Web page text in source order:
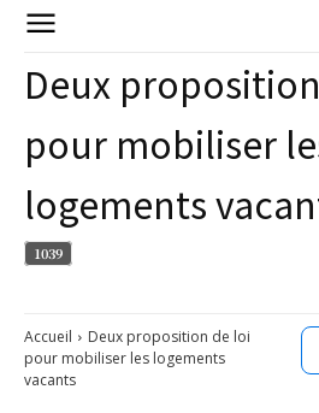
Deux
pour mobiliser
logements
1039
Accueil
Deux proposition de loi
pour mobiliser les logements
vacants